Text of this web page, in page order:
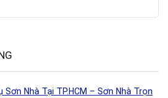
Sơn Nhà Tại TP.HCM – Sơn Nhà Trọn